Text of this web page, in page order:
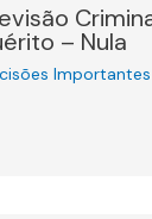
– Nula
Importantes